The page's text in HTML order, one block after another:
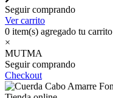
Seguir comprando
Ver carrito
0 item(s) agregado tu carrito
×
MUTMA
Seguir comprando
Checkout